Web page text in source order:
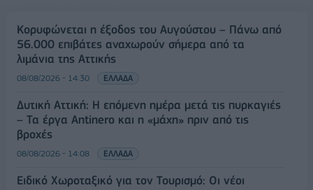
Κορυφώνεται η έξοδος του Αυγούστου – Πάνω από
56.000 επιβάτες αναχωρούν σήμερα από τα
λιμάνια της Αττικής
08/08/2026 - 14:30 ΕΛΛΑΔΑ
Δυτική Αττική: Η επόμενη ημέρα μετά τις πυρκαγιές
– Τα έργα Antinero και η «μάχη» πριν από τις
βροχές
08/08/2026 - 14:08 ΕΛΛΑΔΑ
Ειδικό Χωροταξικό για τον Τουρισμό: Οι νέοι